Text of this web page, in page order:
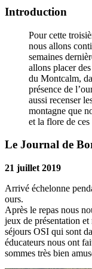
Introduction
Pour cette
nous allons
semaines
allons placer
du Montcalm,
présence de
aussi recenser
montagne que
et la flore de
Le Journal de
21 juillet 2019
Arrivé échelonne
ours.
Après le repas nous
jeux de présentation
séjours OSI qui sont
éducateurs nous ont
sommes très bien